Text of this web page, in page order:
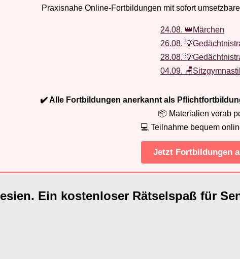
Praxisnahe Online-Fortbildungen mit sofort
24.08. 👑Märchen
26.08.
28.08.
04.09.
✔️ Alle Fortbildungen anerkannt als
📦 Materialien vorab
💻 Teilnahme bequem
Jetzt Fortbildungen
Ein kostenloser Rätselspaß für